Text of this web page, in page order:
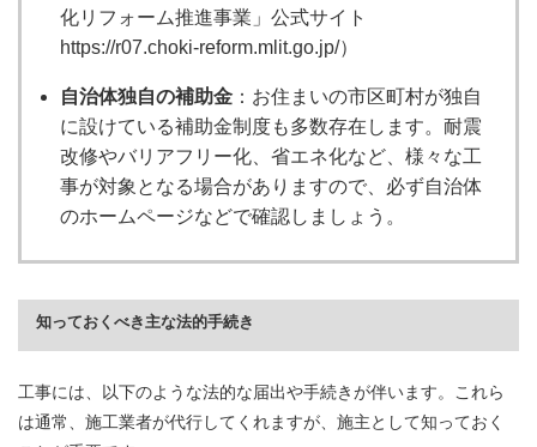
化リフォーム推進事業」公式サイト
https://r07.choki-reform.mlit.go.jp/）
自治体独自の補助金 ：お住まいの市区町村が独自
に設けている補助金制度も多数存在します。耐震
改修やバリアフリー化、省エネ化など、様々な工
事が対象となる場合がありますので、必ず自治体
のホームページなどで確認しましょう。
知っておくべき主な法的手続き
工事には、以下のような法的な届出や手続きが伴います。これら
は通常、施工業者が代行してくれますが、施主として知っておく